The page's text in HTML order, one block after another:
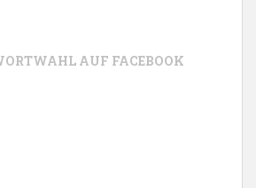
AUF FACEBOOK